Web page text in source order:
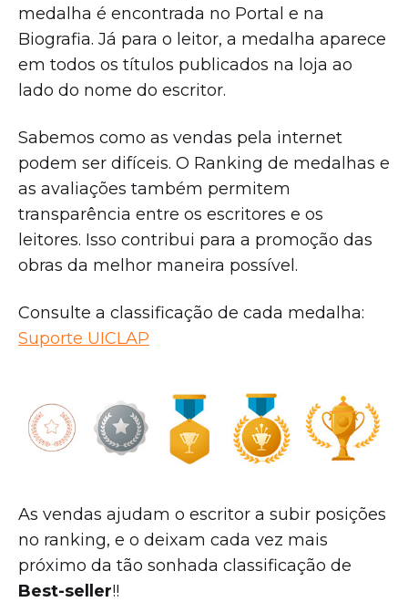
medalha é encontrada no Portal e na
Biografia. Já para o leitor, a medalha aparece
em todos os títulos publicados na loja ao
lado do nome do escritor.
Sabemos como as vendas pela internet
podem ser difíceis. O Ranking de medalhas e
as avaliações também permitem
transparência entre os escritores e os
leitores. Isso contribui para a promoção das
obras da melhor maneira possível.
Consulte a classificação de cada medalha:
Suporte UICLAP
As vendas ajudam o escritor a subir posições
no ranking, e o deixam cada vez mais
próximo da tão sonhada classificação de
Best-seller!!